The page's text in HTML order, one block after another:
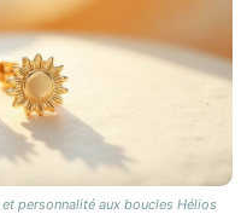
personnalité aux boucles Hélios